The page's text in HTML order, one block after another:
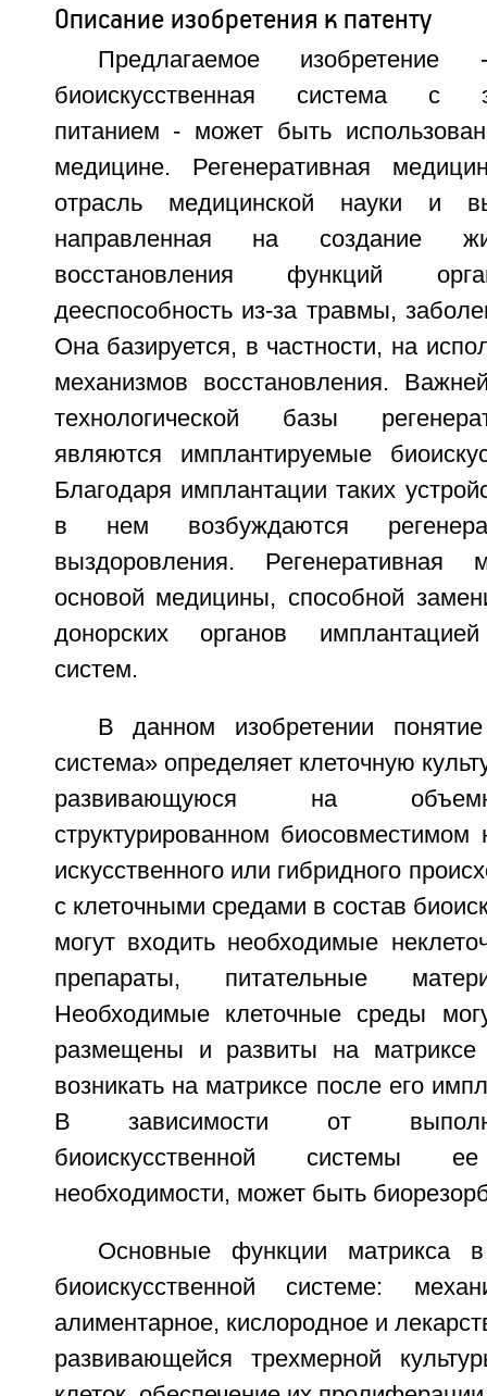
Описание изобретения к патенту
Предлагаемое изобретение
биоискусственная система с
питанием - может быть
медицине. Регенеративная
отрасль медицинской науки и
направленная на создание
восстановления функций
дееспособность из-за травмы,
Она базируется, в частности, на
механизмов восстановления.
технологической базы
являются имплантируемые
Благодаря имплантации таких
в нем возбуждаются
выздоровления. Регенеративная
основой медицины, способной
донорских органов имплантацией
систем.
В данном изобретении понятие
система» определяет клеточную
развивающуюся на
структурированном биосовместимом
искусственного или гибридного
с клеточными средами в состав
могут входить необходимые
препараты, питательные
Необходимые клеточные среды
размещены и развиты на матриксе
возникать на матриксе после его
В зависимости от
биоискусственной системы
необходимости, может быть
Основные функции матрикса в
биоискусственной системе:
алиментарное, кислородное и
развивающейся трехмерной